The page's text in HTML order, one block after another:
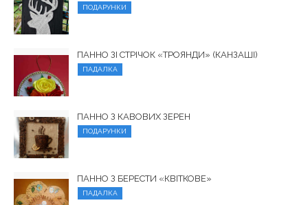
ПОДАРУНКИ
ПАННО ЗІ СТРІЧОК «ТРОЯНДИ» (КАНЗАШІ)
ПАДАЛКА
ПАННО З КАВОВИХ ЗЕРЕН
ПОДАРУНКИ
ПАННО З БЕРЕСТИ «КВІТКОВЕ»
ПАДАЛКА